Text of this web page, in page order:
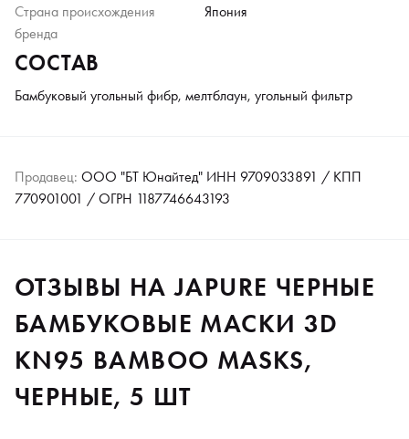
Страна происхождения
бренда
Япония
СОСТАВ
Бамбуковый угольный фибр, мелтблаун, угольный фильтр
Продавец: ООО "БТ Юнайтед" ИНН 9709033891 / КПП
770901001 / ОГРН 1187746643193
ОТЗЫВЫ НА JAPURE ЧЕРНЫЕ
БАМБУКОВЫЕ МАСКИ 3D
KN95 BAMBOO MASKS,
ЧЕРНЫЕ, 5 ШТ